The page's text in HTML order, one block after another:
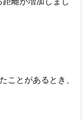
ことがあるとき、